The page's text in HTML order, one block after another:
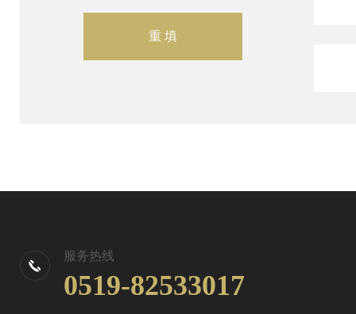
服务热线
0519-82533017